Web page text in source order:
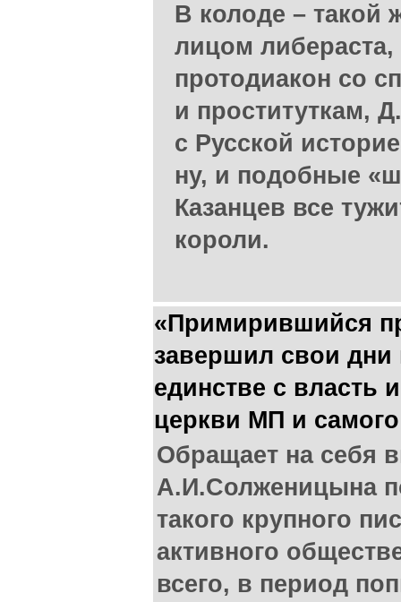
В колоде – такой
лицом
протодиакон со
и проституткам,
с Русской
ну, и подобные
Казанцев все
короли.
«Примирившийся
завершил свои дни
единстве с власть
церкви МП и
Обращает на себя
А.И.Солженицына
такого крупного
активного
всего, в период